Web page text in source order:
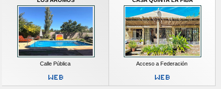
Calle Pública Acceso a Federación